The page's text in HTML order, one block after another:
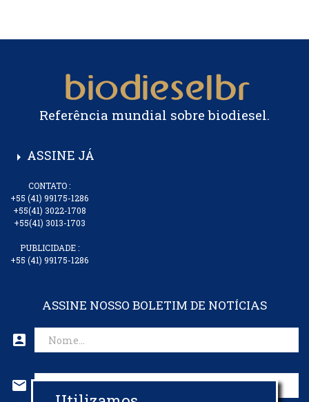
Referência mundial sobre biodiesel.
arrow_right ASSINE JÁ
CONTATO :
+55 (41) 99175-1286
+55(41) 3022-1708
+55(41) 3013-1703
PUBLICIDADE :
+55 (41) 99175-1286
ASSINE NOSSO BOLETIM DE NOTÍCIAS
account_box
mail